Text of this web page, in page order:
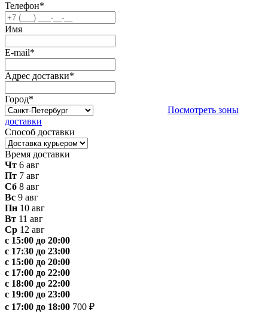
Телефон*
Имя
E-mail*
Адрес доставки*
Город*
Посмотреть зоны
доставки
Способ доставки
Время доставки
Чт 6 авг
Пт 7 авг
Сб 8 авг
Вс 9 авг
Пн 10 авг
Вт 11 авг
Ср 12 авг
с 15:00 до 20:00
с 17:30 до 23:00
с 15:00 до 20:00
с 17:00 до 22:00
с 18:00 до 22:00
с 19:00 до 23:00
с 17:00 до 18:00 700 ₽